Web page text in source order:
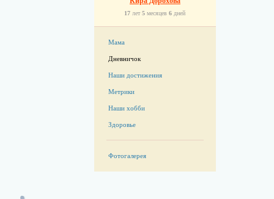
17 лет5 месяцев6 дней
Мама
Дневничок
Наши достижения
Метрики
Наши хобби
Здоровье
Фотогалерея